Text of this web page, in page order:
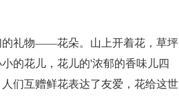
的礼物——花朵。山上开着花，草坪
的花儿，花儿的'浓郁的香味儿四
们互赠鲜花表达了友爱，花给这世